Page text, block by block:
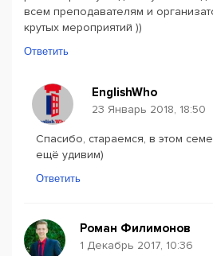
всем преподавателям и
крутых мероприятий ))
Ответить
EnglishWho
23 Январь 2018, 18:50
Спасибо, стараемся, в этом
ещё удивим)
Ответить
Роман Филимонов
1 Декабрь 2017, 10:36